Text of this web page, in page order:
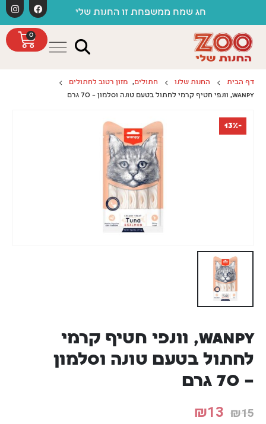
חג שמח ממשפחת זו החנות שלי
0
דף הבית החנות שלנו חתולים,
מזון רטוב לחתולים
WANPY, וונפי חטיף קרמי לחתול בטעם טונה וסלמון – 70 גרם
-13%
Wanpy, וונפי חטיף קרמי
לחתול בטעם טונה וסלמון
– 70 גרם
₪15
₪13